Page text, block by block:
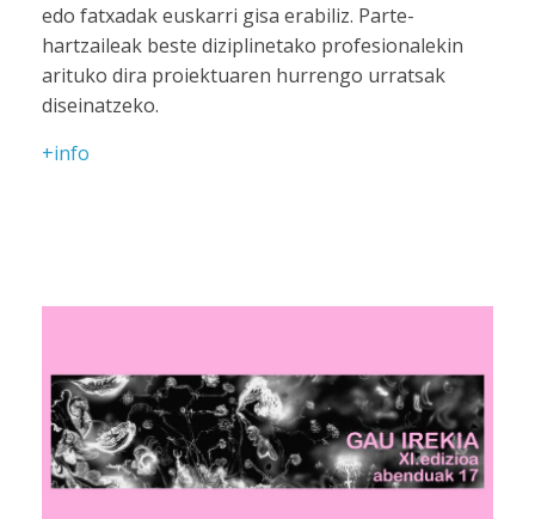
edo fatxadak euskarri gisa erabiliz. Parte-
hartzaileak beste diziplinetako profesionalekin
arituko dira proiektuaren hurrengo urratsak
diseinatzeko.
+info